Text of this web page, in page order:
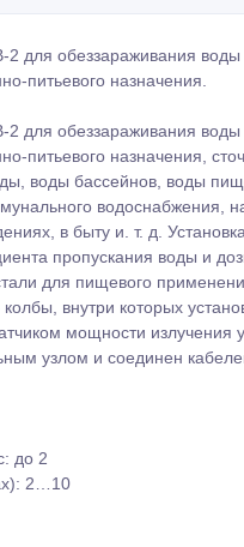
2 для обеззараживания
питьевого назначения.
2 для обеззараживания
питьевого назначения,
воды бассейнов, воды
водоснабжения,
в быту и. т. д.
пропускания воды и
для пищевого
внутри которых
мощности излучения
узлом и соединен
до 2
2…10